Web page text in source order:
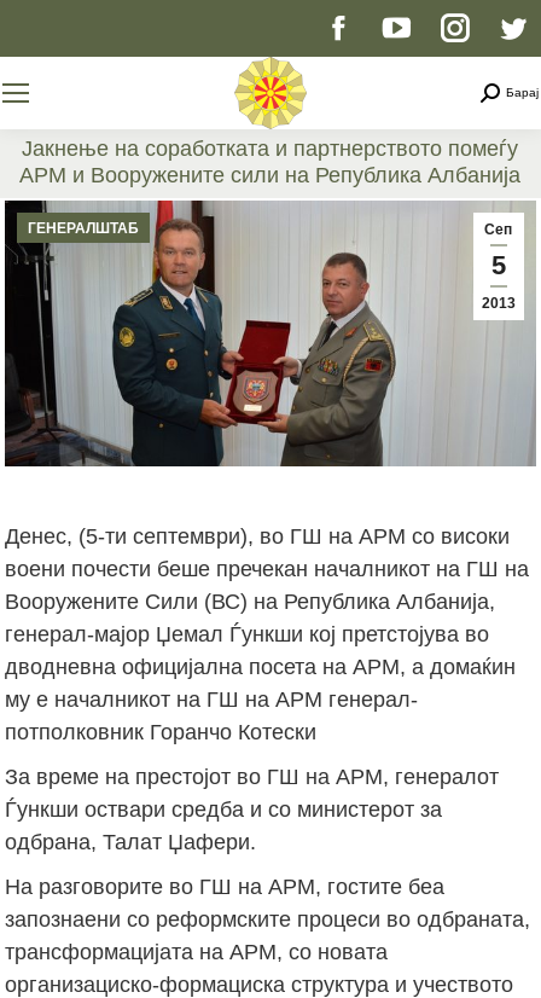
Facebook
opens
in
new
window
YouTube
opens
in
window
page
opens
in
new
window
Барај
Јакнење на соработката и партнерството помеѓу
АРМ и Вооружените сили на Република Албанија
You are here:
Сеп
5
2013
ГЕНЕРАЛШТАБ
Денес, (5-ти септември), во ГШ на АРМ со високи
воени почести беше пречекан началникот на ГШ на
Вооружените Сили (ВС) на Република Албанија,
генерал-мајор Џемал Ѓункши кој претстојува во
дводневна официјална посета на АРМ, а домаќин
му е началникот на ГШ на АРМ генерал-
потполковник Горанчо Котески
За време на престојот во ГШ на АРМ, генералот
Ѓункши оствари средба и со министерот за
одбрана, Талат Џафери.
На разговорите во ГШ на АРМ, гостите беа
запознаени со реформските процеси во одбраната,
трансформацијата на АРМ, со новата
организациско-формациска структура и учеството